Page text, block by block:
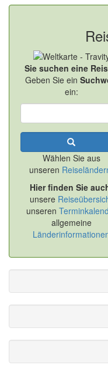
Sie suchen eine
Geben Sie ein
ein:
Wählen Sie aus
unseren
Hier finden Sie
unsere
unseren
allgemeine